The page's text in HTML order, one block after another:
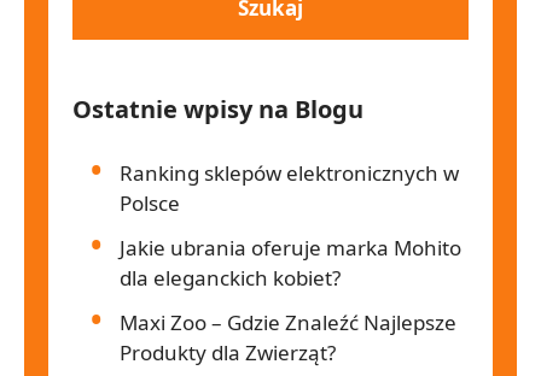
Ostatnie wpisy na Blogu
Ranking sklepów elektronicznych w
Polsce
Jakie ubrania oferuje marka Mohito
dla eleganckich kobiet?
Maxi Zoo – Gdzie Znaleźć Najlepsze
Produkty dla Zwierząt?